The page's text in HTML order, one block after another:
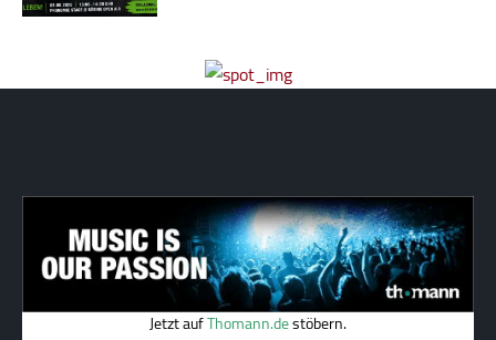
Jetzt aufThomann.destöbern.